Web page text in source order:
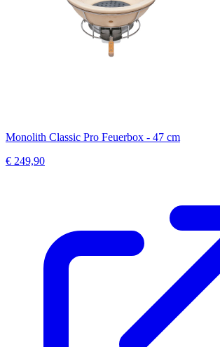
Monolith Classic Pro Feuerbox - 47 cm
€ 249,90